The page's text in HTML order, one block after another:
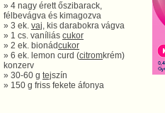
» 4 nagy érett őszibarack,
félbevágva és kimagozva
» 3 ek. vaj, kis darabokra vágva
» 1 cs. vaníliás cukor
» 2 ek. bionádcukor
» 6 ek. lemon curd (citromkrém)
konzerv
» 30-60 g tejszín
» 150 g friss fekete áfonya